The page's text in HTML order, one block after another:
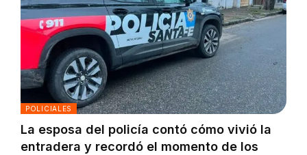
POLICIALES
La esposa del policía contó cómo vivió la
entradera y recordó el momento de los